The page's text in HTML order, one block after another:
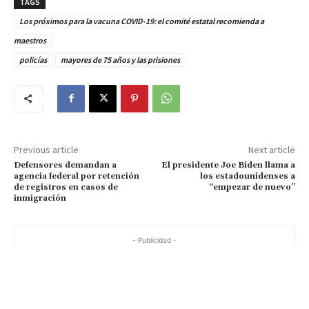
Los próximos para la vacuna COVID-19: el comité estatal recomienda a
maestros
policías
mayores de 75 años y las prisiones
Previous article
Defensores demandan a
agencia federal por retención
de registros en casos de
inmigración
Next article
El presidente Joe Biden llama a
los estadounidenses a
“empezar de nuevo”
- Publicidad -